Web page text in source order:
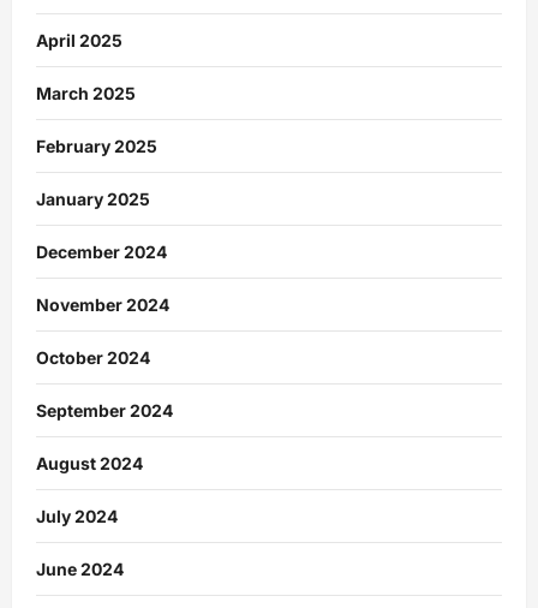
April 2025
March 2025
February 2025
January 2025
December 2024
November 2024
October 2024
September 2024
August 2024
July 2024
June 2024